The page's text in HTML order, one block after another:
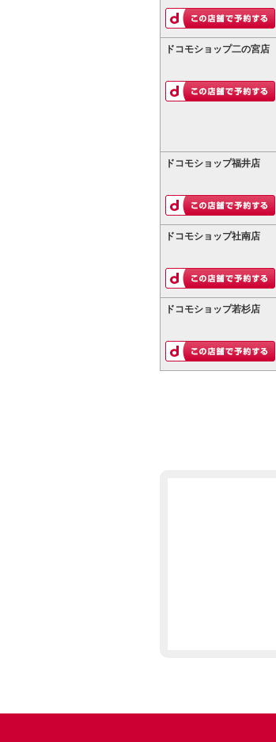
ドコモショップ二の宮店
ドコモショップ福井店
ドコモショップ社南店
ドコモショップ若杉店